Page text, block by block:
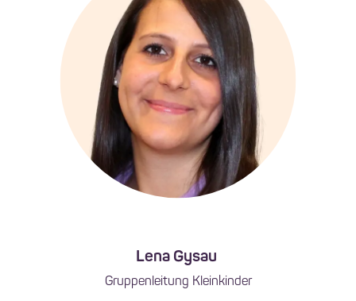
Lena Gysau
Gruppenleitung Kleinkinder